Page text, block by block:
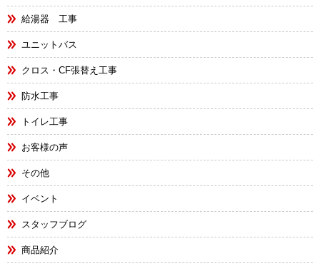
給湯器 工事
ユニットバス
クロス・CF張替え工事
防水工事
トイレ工事
お客様の声
その他
イベント
スタッフブログ
商品紹介